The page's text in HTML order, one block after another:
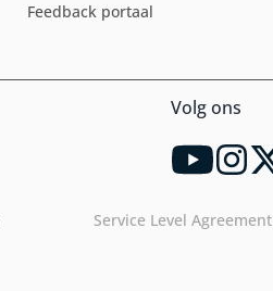
Feedback portaal
Volg ons
Service Level Agreement